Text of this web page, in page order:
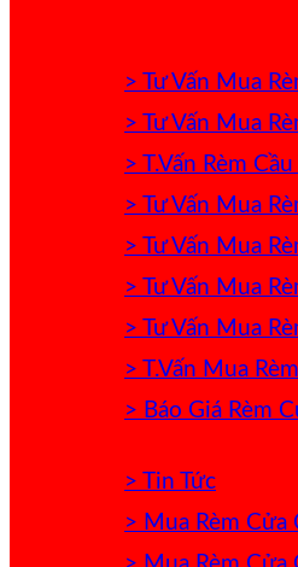
> Tư Vấn Mua
> Tư Vấn Mua
> T.Vấn Rèm
> Tư Vấn Mua
> Tư Vấn Mua
> Tư Vấn Mua
> Tư Vấn Mua
> T.Vấn Mua
> Báo Giá Rèm
> Tin Tức
> Mua Rèm Cửa